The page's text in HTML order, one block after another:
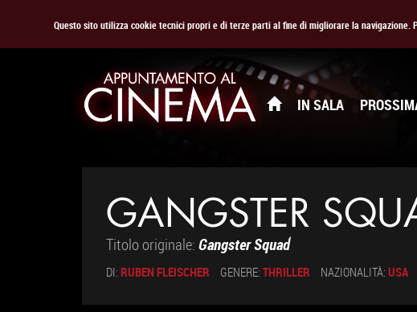
Questo sito utilizza cookie tecnici propri e di terze parti al fine di migliorare la navigazione.
IN SALA
GANGSTER
Titolo originale: Gangster Squad
DI: RUBEN FLEISCHER GENERE: THRILLER NAZIONALITÀ: USA